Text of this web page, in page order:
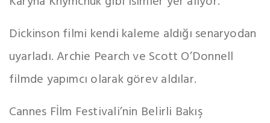
Dickinson filmi kendi kaleme aldığı senaryodan
uyarladı. Archie Pearch ve Scott O’Donnell
filmde yapımcı olarak görev aldılar.
Cannes Fİlm Festivali’nin Belirli Bakış